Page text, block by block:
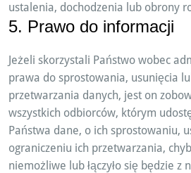
ustalenia, dochodzenia lub obrony
5. Prawo do informacji
Jeżeli skorzystali Państwo wobec
prawa do sprostowania, usunięcia
przetwarzania danych, jest on
wszystkich odbiorców, którym
Państwa dane, o ich sprostowaniu,
ograniczeniu ich przetwarzania,
niemożliwe lub łączyło się będzie z